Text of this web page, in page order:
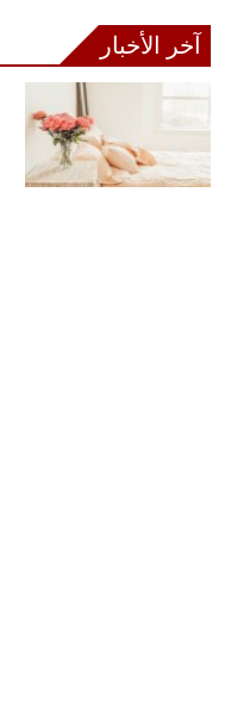
آخر الأخبار